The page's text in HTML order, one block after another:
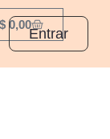
0,00
Entrar